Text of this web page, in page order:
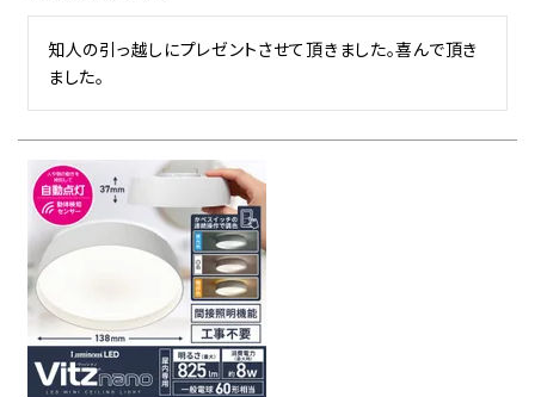
知人の引っ越しにプレゼントさせて頂きました。喜んで頂き
ました。